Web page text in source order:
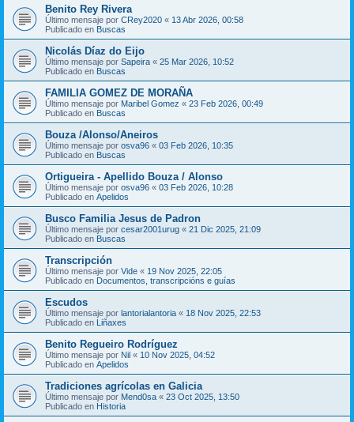
Benito Rey Rivera
Último mensaje por CRey2020 « 13 Abr 2026, 00:58
Publicado en Buscas
Nicolás Díaz do Eijo
Último mensaje por Sapeira « 25 Mar 2026, 10:52
Publicado en Buscas
FAMILIA GOMEZ DE MORAÑA
Último mensaje por Maribel Gomez « 23 Feb 2026, 00:49
Publicado en Buscas
Bouza /Alonso/Aneiros
Último mensaje por osva96 « 03 Feb 2026, 10:35
Publicado en Buscas
Ortigueira - Apellido Bouza / Alonso
Último mensaje por osva96 « 03 Feb 2026, 10:28
Publicado en Apelidos
Busco Familia Jesus de Padron
Último mensaje por cesar2001urug « 21 Dic 2025, 21:09
Publicado en Buscas
Transcripción
Último mensaje por Vide « 19 Nov 2025, 22:05
Publicado en Documentos, transcripcións e guías
Escudos
Último mensaje por lantorialantoria « 18 Nov 2025, 22:53
Publicado en Liñaxes
Benito Regueiro Rodríguez
Último mensaje por Nil « 10 Nov 2025, 04:52
Publicado en Apelidos
Tradiciones agrícolas en Galicia
Último mensaje por Mend0sa « 23 Oct 2025, 13:50
Publicado en Historia